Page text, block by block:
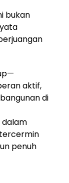
bukan
aktif,
di
dalam
penuh